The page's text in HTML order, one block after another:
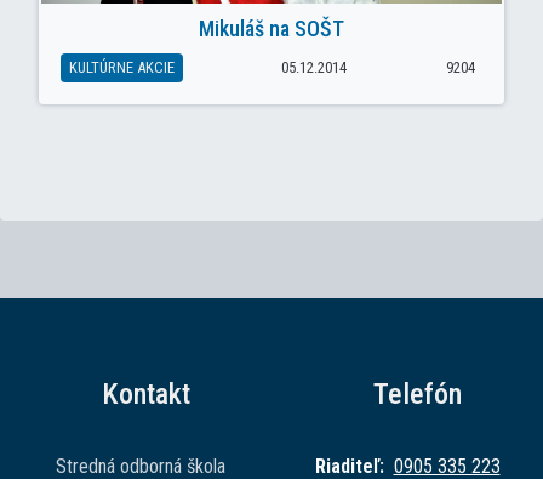
Mikuláš na SOŠT
KULTÚRNE AKCIE 05.12.2014 9204
Kontakt
Stredná odborná škola
Telefón
Riaditeľ: 0905 335 223